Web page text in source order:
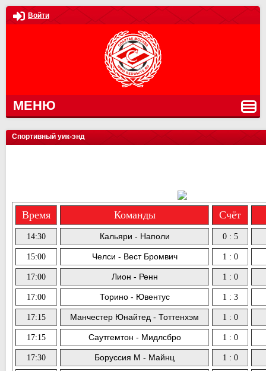
Войти
МЕНЮ
Спортивный уик-энд
Время Команды Счёт
14:30 Кальяри - Наполи 0 : 5
15:00 Челси - Вест Бромвич 1 : 0
17:00 Лион - Ренн 1 : 0
17:00 Торино - Ювентус 1 : 3
17:15 Манчестер Юнайтед - Тоттенхэм 1 : 0
17:15 Саутгемтон - Мидлсбро 1 : 0
17:30 Боруссия М - Майнц 1 : 0